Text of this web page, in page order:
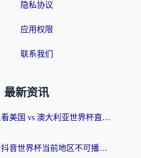
隐私协议
应用权限
联系我们
最新资讯
在国外怎么看美国 vs 澳大利亚世界杯直播？海外党必藏的中文解说观赛指南
在加拿大看抖音世界杯当前地区不可播放？海外党体育观赛终极指南